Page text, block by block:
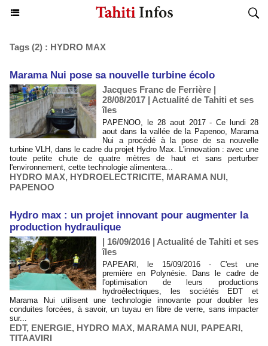
Tags (2) : HYDRO MAX
Marama Nui pose sa nouvelle turbine écolo
Jacques Franc de Ferrière |
28/08/2017 | Actualité de Tahiti et ses
îles
PAPENOO, le 28 aout 2017 - Ce lundi 28
aout dans la vallée de la Papenoo, Marama
Nui a procédé à la pose de sa nouvelle
turbine VLH, dans le cadre du projet Hydro Max. L'innovation : avec une
toute petite chute de quatre mètres de haut et sans perturber
l'environnement, cette technologie alimentera...
HYDRO MAX, HYDROELECTRICITE, MARAMA NUI,
PAPENOO
Hydro max : un projet innovant pour augmenter la
production hydraulique
| 16/09/2016 | Actualité de Tahiti et ses
îles
PAPEARI, le 15/09/2016 - C'est une
première en Polynésie. Dans le cadre de
l'optimisation de leurs productions
hydroélectriques, les sociétés EDT et
Marama Nui utilisent une technologie innovante pour doubler les
conduites forcées, à savoir, un tuyau en fibre de verre, sans impacter
sur...
EDT, ENERGIE, HYDRO MAX, MARAMA NUI, PAPEARI,
TITAAVIRI